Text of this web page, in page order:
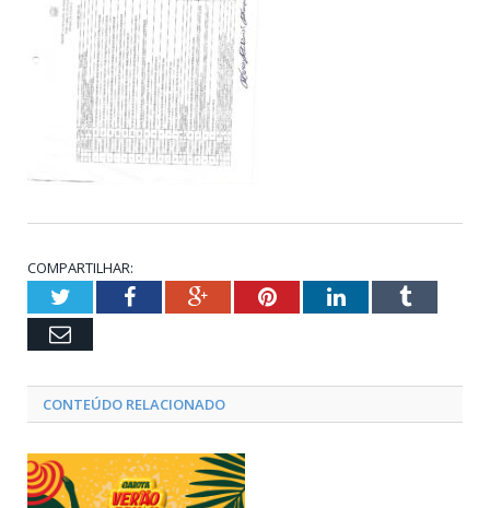
COMPARTILHAR:
TwitterFacebookGoogle+PinterestLinkedInTumblr
Email
CONTEÚDO RELACIONADO